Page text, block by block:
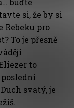
buďte
si, že by si
Rebeku pro
To je přesně
to
svatý, je